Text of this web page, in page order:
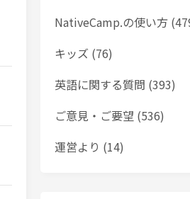
NativeCamp.の使い方
キッズ (76)
英語に関する質問 (393)
ご意見・ご要望 (536)
運営より (14)